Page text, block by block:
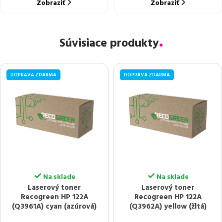
Zobraziť Zobraziť
Súvisiace produkty
DOPRAVA ZDARMA
Na sklade
Laserový toner
Recogreen HP 122A
(Q3961A) cyan (azúrová)
DOPRAVA ZDARMA
Na sklade
Laserový toner
Recogreen HP 122A
(Q3962A) yellow (žltá)